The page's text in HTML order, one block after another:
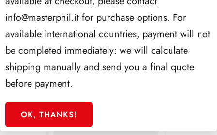
info@masterphil.it for purchase options. For
available international countries, payment will not
be completed immediately: we will calculate
shipping manually and send you a final quote
before payment.
OK, THANKS!